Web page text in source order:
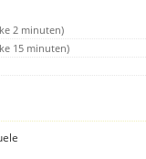
2 minuten)
15 minuten)